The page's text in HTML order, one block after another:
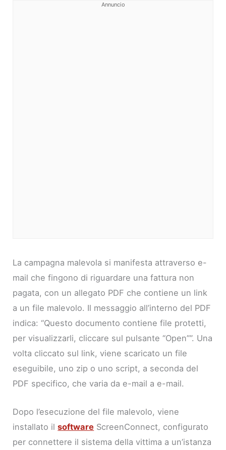
Annuncio
La campagna malevola si manifesta attraverso e-
mail che fingono di riguardare una fattura non
pagata, con un allegato PDF che contiene un link
a un file malevolo. Il messaggio all’interno del PDF
indica: “Questo documento contiene file protetti,
per visualizzarli, cliccare sul pulsante “Open””. Una
volta cliccato sul link, viene scaricato un file
eseguibile, uno zip o uno script, a seconda del
PDF specifico, che varia da e-mail a e-mail.
Dopo l’esecuzione del file malevolo, viene
installato ilsoftware ScreenConnect, configurato
per connettere il sistema della vittima a un’istanza